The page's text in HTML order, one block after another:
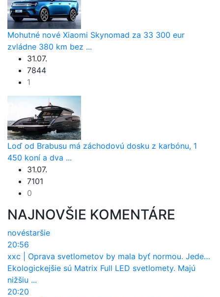
Mohutné nové Xiaomi Skynomad za 33 300 eur
zvládne 380 km bez ...
31.07.
7844
1
Loď od Brabusu má záchodovú dosku z karbónu, 1
450 koní a dva ...
31.07.
7101
0
NAJNOVŠIE KOMENTÁRE
novéstaršie
20:56
xxc
Oprava svetlometov by mala byť normou. Jeden nový dnes stojí priemerne 1251 eur!
Ekologickejšie sú Matrix Full LED svetlomety. Majú
nižšiu ...
20:20